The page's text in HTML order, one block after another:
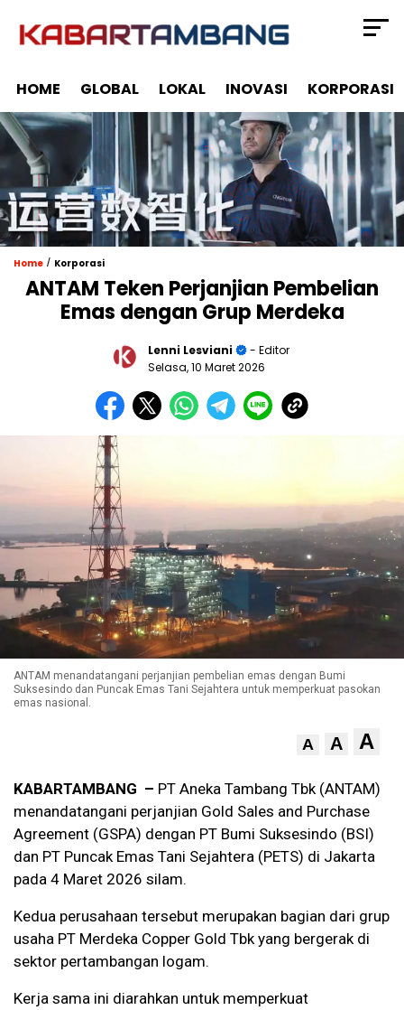
HOME GLOBAL LOKAL INOVASI KORPORASI
Home / Korporasi
ANTAM Teken Perjanjian Pembelian
Emas dengan Grup Merdeka
Lenni Lesviani
- Editor
Selasa, 10 Maret 2026
ANTAM menandatangani perjanjian pembelian emas dengan Bumi
Suksesindo dan Puncak Emas Tani Sejahtera untuk memperkuat pasokan
emas nasional.
A A A
KABARTAMBANG – PT Aneka Tambang Tbk (ANTAM)
menandatangani perjanjian Gold Sales and Purchase
Agreement (GSPA) dengan PT Bumi Suksesindo (BSI)
dan PT Puncak Emas Tani Sejahtera (PETS) di Jakarta
pada 4 Maret 2026 silam.
Kedua perusahaan tersebut merupakan bagian dari grup
usaha PT Merdeka Copper Gold Tbk yang bergerak di
sektor pertambangan logam.
Kerja sama ini diarahkan untuk memperkuat